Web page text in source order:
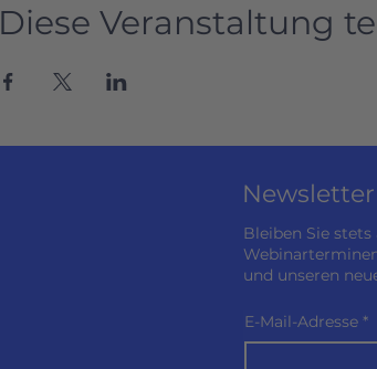
Diese Veranstaltung
Bleiben Sie stets
und unseren
E-Mail-Adresse *